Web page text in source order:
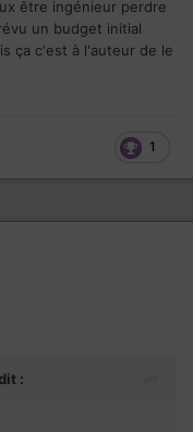
être ingénieur perdre
un budget initial
ça c'est à l'auteur de le
1
: